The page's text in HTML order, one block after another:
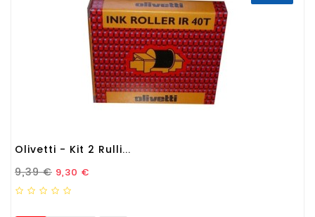
Olivetti - Kit 2 Rulli...
Prezzo Standard
9,39 € Prezzo
9,30 €